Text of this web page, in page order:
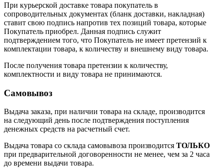
При курьерской доставке товара покупатель в
сопроводительных документах (бланк доставки, накладная)
ставит свою подпись напротив тех позиций товара, которые
Покупатель приобрел. Данная подпись служит
подтверждением того, что Покупатель не имеет претензий к
комплектации товара, к количеству и внешнему виду товара.
После получения товара претензии к количеству,
комплектности и виду товара не принимаются.
Самовывоз
Выдача заказа, при наличии товара на складе, производится
на следующий день после подтверждения поступления
денежных средств на расчетный счет.
Выдача товара со склада самовывоза производится ТОЛЬКО
при предварительной договоренности не менее, чем за 2 часа
до времени выдачи товара.